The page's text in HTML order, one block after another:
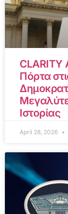
CLARITY
Πόρτα
Ιστορίας
April 28, 2026